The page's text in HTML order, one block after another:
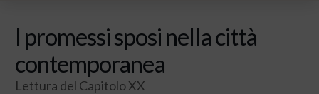
I promessi sposi nella città
contemporanea
Lettura del Capitolo XX